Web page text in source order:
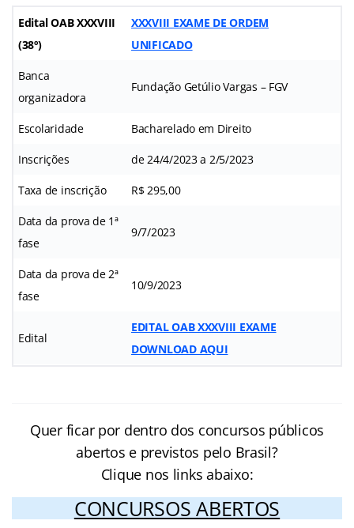
Edital OAB XXXVIII
(38º)
XXXVIII EXAME DE ORDEM
UNIFICADO
Banca
organizadora
Fundação Getúlio Vargas – FGV
Escolaridade Bacharelado em Direito
Inscrições de 24/4/2023 a 2/5/2023
Taxa de inscrição R$ 295,00
Data da prova de 1ª
fase
9/7/2023
Data da prova de 2ª
fase
10/9/2023
Edital
EDITAL OAB XXXVIII EXAME
DOWNLOAD AQUI
Quer ficar por dentro dos concursos públicos
abertos e previstos pelo Brasil?
Clique nos links abaixo:
CONCURSOS ABERTOS